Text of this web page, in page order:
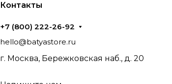
Контакты
+7 (800) 222-26-92
hello@batyastore.ru
г. Москва, Бережковская наб., д. 20